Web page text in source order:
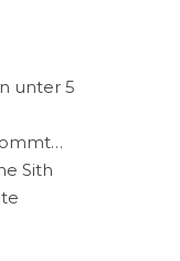
unter 5
Sith